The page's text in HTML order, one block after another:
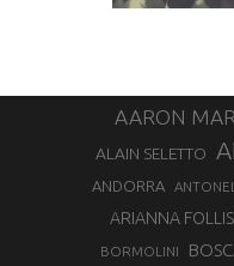
AARON
ALAIN SELETTO
ANDORRA
ARIANNA FOLLIS
BORMOLINI